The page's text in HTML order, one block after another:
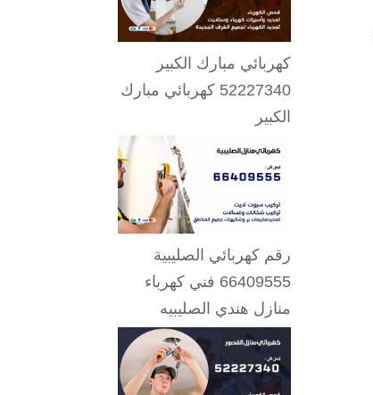
كهربائي مبارك الكبير
52227340 كهربائي مبارك
الكبير
رقم كهربائي الصليبية
66409555 فني كهرباء
منازل هندي الصليبيه